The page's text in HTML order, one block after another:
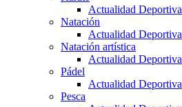
Actualidad Deportiva
Natación
Actualidad Deportiva
Natación artística
Actualidad Deportiva
Pádel
Actualidad Deportiva
Pesca